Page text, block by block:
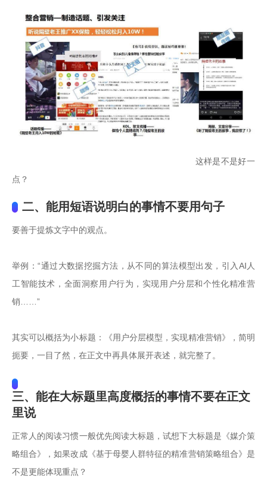
点？
二、能用短语说明白的事情不要用句子
要善于提炼文字中的观点。
举例：“通过大数据挖掘方法，从不同的算法模型出发，引入AI人
工智能技术，全面洞察用户行为，实现用户分层和个性化精准营
销……”
其实可以概括为小标题：《用户分层模型，实现精准营销》，简明
扼要，一目了然，在正文中再具体展开表述，就完整了。
三、能在大标题里高度概括的事情不要在正文
里说
正常人的阅读习惯一般优先阅读大标题，试想下大标题是《媒介策
略组合》，如果改成《基于母婴人群特征的精准营销策略组合》是
不是更能体现重点？